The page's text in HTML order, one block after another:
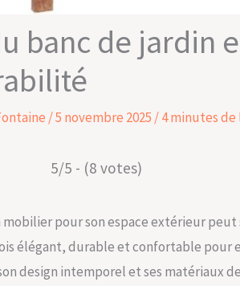
banc de jardin
/5 novembre 2025 /4 minutes
5/5 - (8 votes)
mobilier pour son espace extérieur
élégant, durable et confortable
design intemporel et ses matériaux